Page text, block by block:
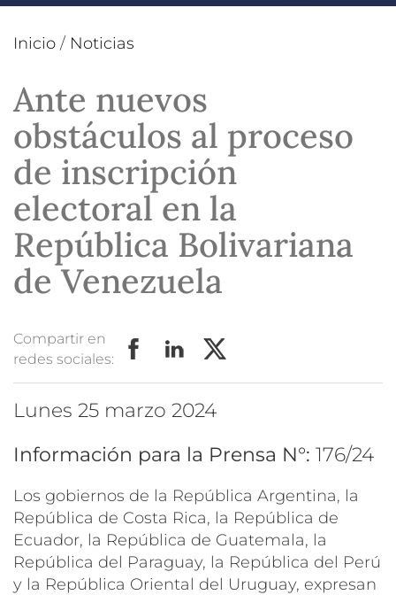
Inicio / Noticias
Ante nuevos
obstáculos al proceso
de inscripción
electoral en la
República Bolivariana
de Venezuela
Compartir en
redes sociales:
lunes 25 marzo 2024
Información para la Prensa N°: 176/24
Los gobiernos de la República Argentina, la
República de Costa Rica, la República de
Ecuador, la República de Guatemala, la
República del Paraguay, la República del Perú
y la República Oriental del Uruguay, expresan